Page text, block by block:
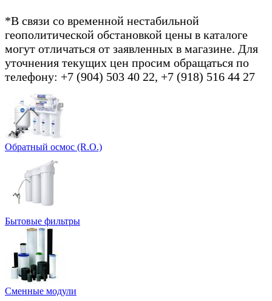
*В связи со временной нестабильной
геополитической обстановкой цены в каталоге
могут отличаться от заявленных в магазине. Для
уточнения текущих цен просим обращаться по
телефону: +7 (904) 503 40 22, +7 (918) 516 44 27
Обратный осмос (R.О.)
Бытовые фильтры
Сменные модули